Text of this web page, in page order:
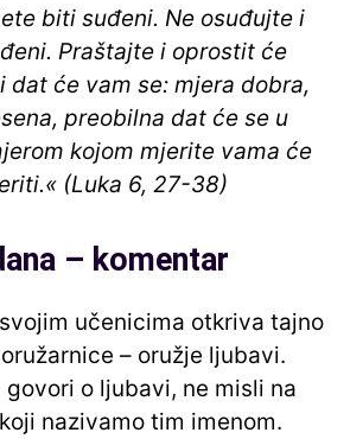
biti suđeni. Ne osuđujte i
Praštajte i oprostit će
dat će vam se: mjera dobra,
preobilna dat će se u
kojom mjerite vama će
(Luka 6, 27-38)
– komentar
učenicima otkriva tajno
– oružje ljubavi.
o ljubavi, ne misli na
nazivamo tim imenom.